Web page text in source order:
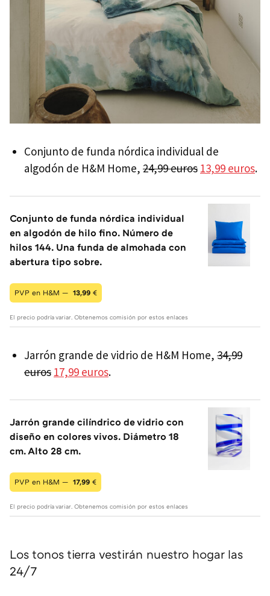
Conjunto de funda nórdica individual de
algodón de H&M Home, 24,99 euros 13,99 euros.
Conjunto de funda nórdica individual
en algodón de hilo fino. Número de
hilos 144. Una funda de almohada con
abertura tipo sobre.
PVP en H&M — 13,99 €
El precio podría variar. Obtenemos comisión por estos enlaces
Jarrón grande de vidrio de H&M Home, 34,99
euros 17,99 euros.
Jarrón grande cilíndrico de vidrio con
diseño en colores vivos. Diámetro 18
cm. Alto 28 cm.
PVP en H&M — 17,99 €
El precio podría variar. Obtenemos comisión por estos enlaces
Los tonos tierra vestirán nuestro hogar las
24/7